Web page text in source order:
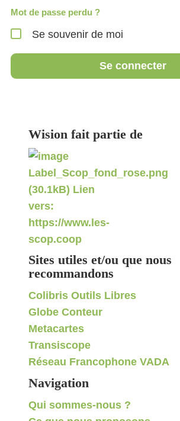
Mot de passe perdu ?
Se souvenir de moi
Se connecter
Wision fait partie de
Sites utiles et/ou que nous
recommandons
Colibris Outils Libres
Globe Conteur
Metacartes
Transiscope
Réseau Francophone VADA
Navigation
Qui sommes-nous ?